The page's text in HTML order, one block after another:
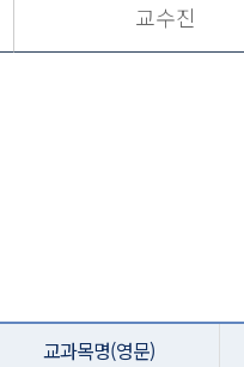
교수진
교과목명(영문)